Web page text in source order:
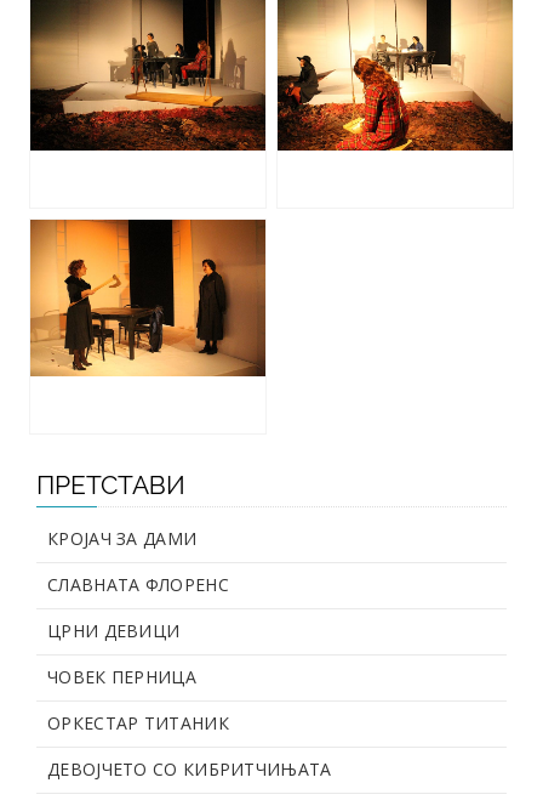
ПРЕТСТАВИ
КРОЈАЧ ЗА ДАМИ
СЛАВНАТА ФЛОРЕНС
ЦРНИ ДЕВИЦИ
ЧОВЕК ПЕРНИЦА
ОРКЕСТАР ТИТАНИК
ДЕВОЈЧЕТО СО КИБРИТЧИЊАТА